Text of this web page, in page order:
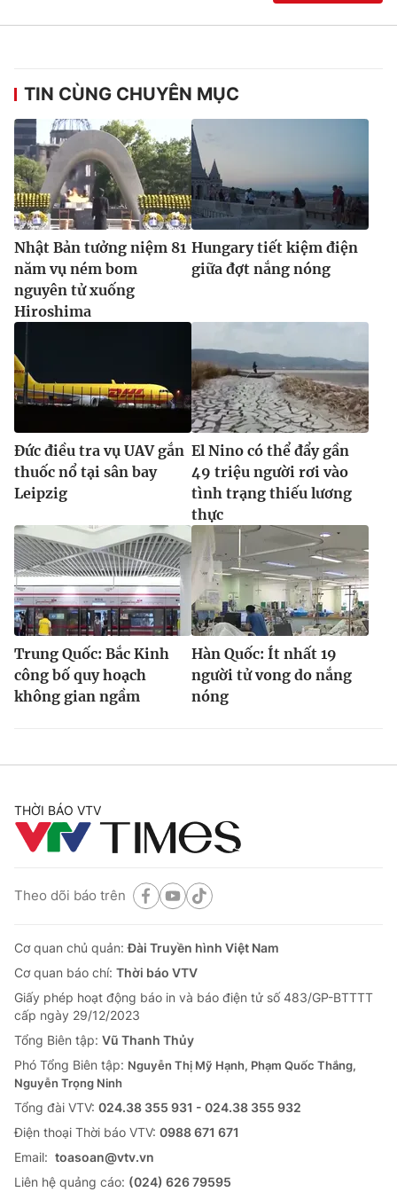
® Cấm sao chép dưới mọi hình thức nếu không có sự chấp
thuận bằng văn bản. Ghi rõ nguồn VTV.vn khi phát hành lại
TIN CÙNG CHUYÊN MỤC
Nhật Bản tưởng niệm 81
năm vụ ném bom
nguyên tử xuống
Hiroshima
Hungary tiết kiệm điện
giữa đợt nắng nóng
Đức điều tra vụ UAV gắn
thuốc nổ tại sân bay
Leipzig
El Nino có thể đẩy gần
49 triệu người rơi vào
tình trạng thiếu lương
thực
Trung Quốc: Bắc Kinh
công bố quy hoạch
không gian ngầm
Hàn Quốc: Ít nhất 19
người tử vong do nắng
nóng
THỜI BÁO VTV
Theo dõi báo trên
Cơ quan chủ quản:Đài Truyền hình Việt Nam
Cơ quan báo chí: Thời báo VTV
Giấy phép hoạt động báo in và báo điện tử số 483/GP-BTTTT
cấp ngày 29/12/2023
Tổng Biên tập: Vũ Thanh Thủy
Phó Tổng Biên tập: Nguyễn Thị Mỹ Hạnh, Phạm Quốc Thắng,
Nguyễn Trọng Ninh
Tổng đài VTV: 024.38 355 931 - 024.38 355 932
Ðiện thoại Thời báo VTV: 0988 671 671
Email: toasoan@vtv.vn
Liên hệ quảng cáo: (024) 626 79595